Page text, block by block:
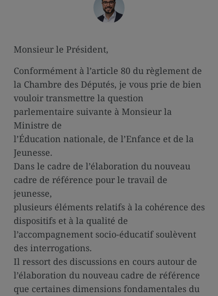
media
links
Monsieur le Président,
Conformément à l’article 80 du règlement de
la Chambre des Députés, je vous prie de bien
vouloir transmettre la question
parlementaire suivante à Monsieur la
Ministre de
l’Éducation nationale, de l’Enfance et de la
Jeunesse.
Dans le cadre de l’élaboration du nouveau
cadre de référence pour le travail de
jeunesse,
plusieurs éléments relatifs à la cohérence des
dispositifs et à la qualité de
l’accompagnement socio-éducatif soulèvent
des interrogations.
Il ressort des discussions en cours autour de
l’élaboration du nouveau cadre de référence
que certaines dimensions fondamentales du